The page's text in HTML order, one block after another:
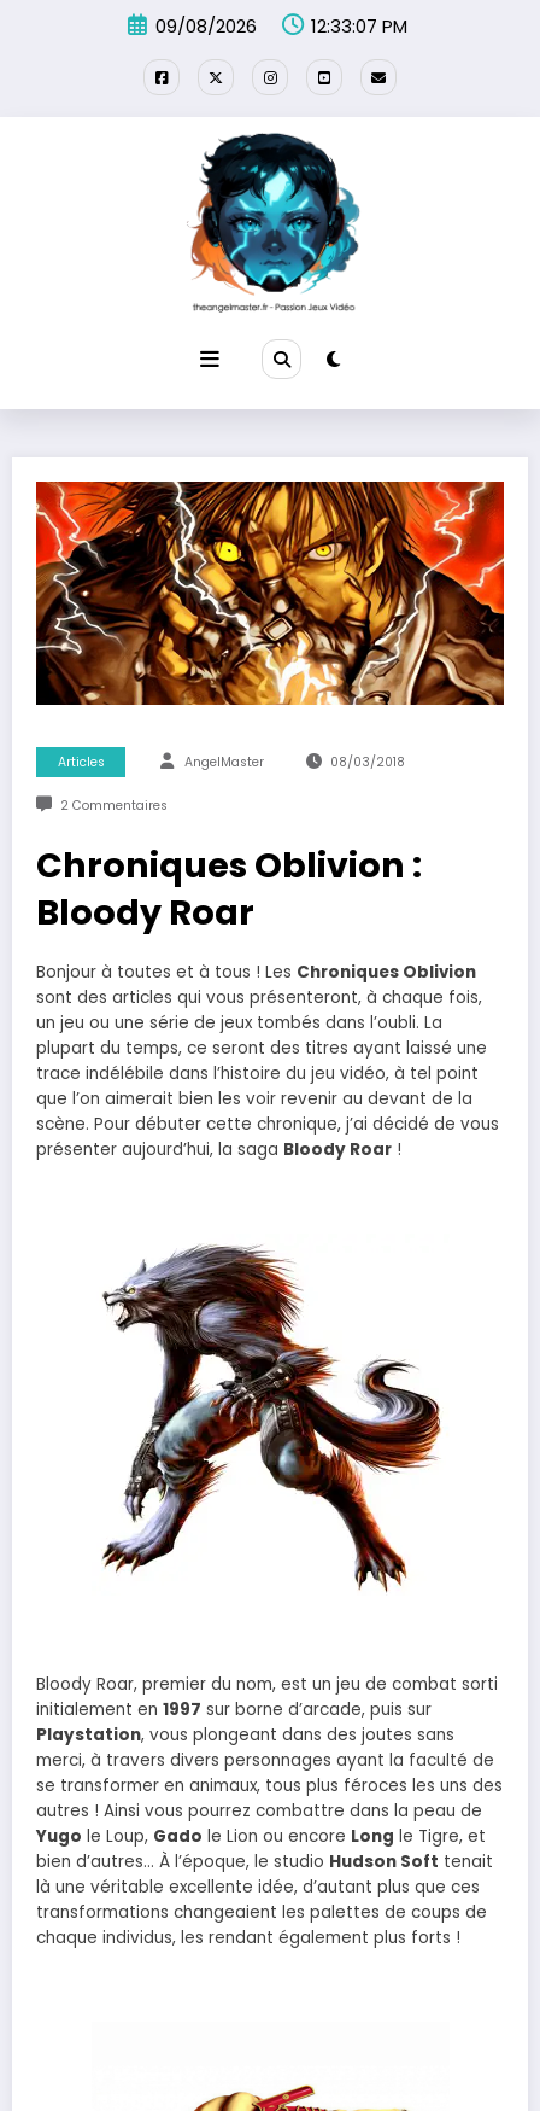
09/08/2026 12:33:08 PM
Articles AngelMaster 08/03/2018
2 Commentaires
Chroniques Oblivion :
Bloody Roar
Bonjour à toutes et à tous ! Les Chroniques Oblivion
sont des articles qui vous présenteront, à chaque fois,
un jeu ou une série de jeux tombés dans l’oubli. La
plupart du temps, ce seront des titres ayant laissé une
trace indélébile dans l’histoire du jeu vidéo, à tel point
que l’on aimerait bien les voir revenir au devant de la
scène. Pour débuter cette chronique, j’ai décidé de vous
présenter aujourd’hui, la saga Bloody Roar !
Bloody Roar, premier du nom, est un jeu de combat sorti
initialement en 1997 sur borne d’arcade, puis sur
Playstation, vous plongeant dans des joutes sans
merci, à travers divers personnages ayant la faculté de
se transformer en animaux, tous plus féroces les uns des
autres ! Ainsi vous pourrez combattre dans la peau de
Yugo le Loup, Gado le Lion ou encore Long le Tigre, et
bien d’autres… À l’époque, le studio Hudson Soft tenait
là une véritable excellente idée, d’autant plus que ces
transformations changeaient les palettes de coups de
chaque individus, les rendant également plus forts !